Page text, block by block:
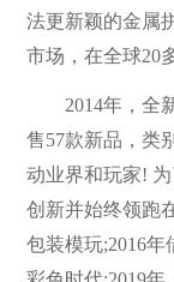
法更新颖的金属
市场，在全球20
2014年，全
售57款新品，类
动业界和玩家!
创新并始终领跑
包装模玩;2016